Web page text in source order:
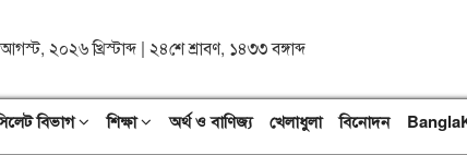
২০২৬ খ্রিস্টাব্দ| ২৪শে শ্রাবণ, ১৪৩৩ বঙ্গাব্দ
বিভাগ শিক্ষা অর্থ ও বাণিজ্য খেলাধুলা বিনোদন